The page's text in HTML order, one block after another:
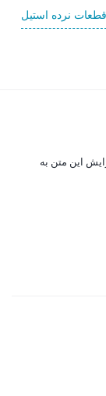
قطعات نرده استیل
این متن به